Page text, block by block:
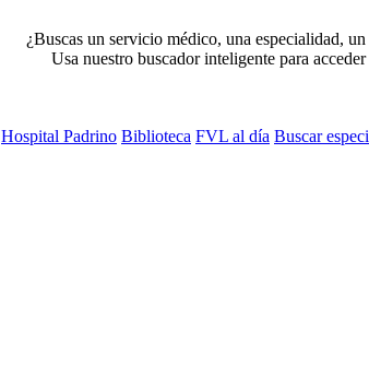
¿Buscas un servicio médico, una especialidad,
Usa nuestro buscador inteligente para
Hospital Padrino Biblioteca FVL al día Buscar